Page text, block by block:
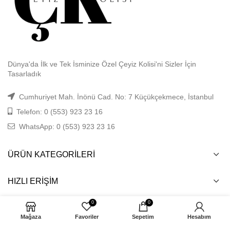
Dünya'da İlk ve Tek İsminize Özel Çeyiz Kolisi'ni Sizler İçin
Tasarladık
Cumhuriyet Mah. İnönü Cad. No: 7 Küçükçekmece, İstanbul
Telefon: 0 (553) 923 23 16
WhatsApp: 0 (553) 923 23 16
ÜRÜN KATEGORILERI
HIZLI ERIŞIM
ÖNEMLI BILGILER
Mağaza
0
Favoriler
0
Sepetim Hesabım